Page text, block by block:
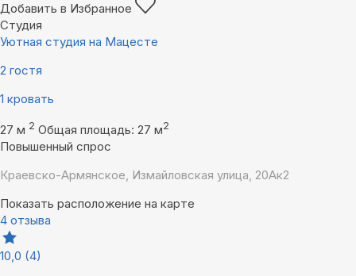
Добавить в Избранное
Студия
Уютная студия на Мацесте
2 гостя
1 кровать
27 м 2 Общая площадь: 27 м2
Повышенный спрос
Краевско-Армянское, Измайловская улица, 20Ак2
Показать расположение на карте
4 отзыва
10,0 (4)